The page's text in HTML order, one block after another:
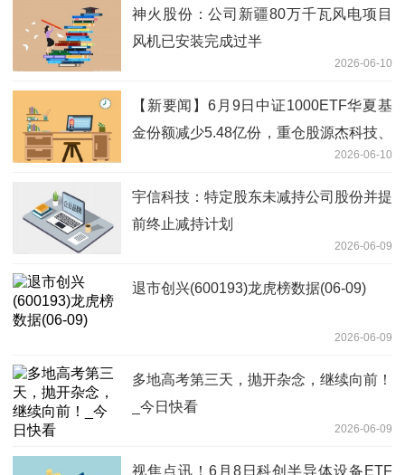
神火股份：公司新疆80万千瓦风电项目
风机已安装完成过半
2026-06-10
【新要闻】6月9日中证1000ETF华夏基
金份额减少5.48亿份，重仓股源杰科技、
2026-06-10
宇信科技：特定股东未减持公司股份并提
前终止减持计划
2026-06-09
退市创兴(600193)龙虎榜数据(06-09)
2026-06-09
多地高考第三天，抛开杂念，继续向前！
_今日快看
2026-06-09
视焦点讯！6月8日科创半导体设备ETF